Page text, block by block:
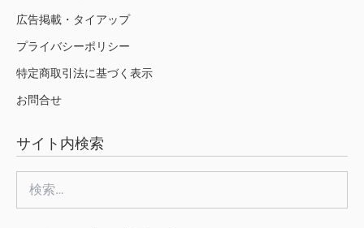
広告掲載・タイアップ
プライバシーポリシー
特定商取引法に基づく表示
お問合せ
サイト内検索
索: